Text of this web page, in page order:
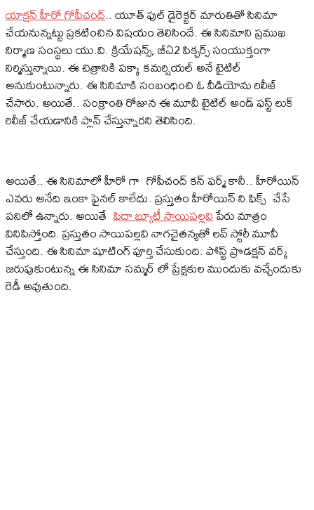
యాక్ష‌న్ హీరో గోపీచంద్.. యూత్ ఫుల్ డైరెక్ట‌ర్ మారుతితో సినిమా
చేయ‌నున్న‌ట్టు ప్ర‌క‌టించిన విష‌యం తెలిసిందే. ఈ సినిమాని ప్ర‌ముఖ
నిర్మాణ సంస్థ‌లు యు.వి. క్రియేష‌న్స్, జీఏ2 పిక్చ‌ర్స్ సంయుక్తంగా
నిర్మిస్తున్నాయి. ఈ చిత్రానికి ప‌క్కా క‌మ‌ర్షియ‌ల్ అనే టైటిల్
అనుకుంటున్నారు. ఈ సినిమాకి సంబంధించి ఓ వీడియోను రిలీజ్
చేసారు. అయితే.. సంక్రాంతి రోజున ఈ మూవీ టైటిల్ అండ్ ఫ‌స్ట్ లుక్
రిలీజ్ చేయ‌డానికి ప్లాన్ చేస్తున్నారని తెలిసింది.
అయితే.. ఈ సినిమాలో హీరో గా గోపీచంద్ క‌న్ ఫ‌ర్మ్ కానీ.. హీరోయిన్
ఎవ‌రు అనేది ఇంకా ఫైన‌ల్ కాలేదు. ప్ర‌స్తుతం హీరోయిన్ ని ఫిక్స్ చేసే
ప‌నిలో ఉన్నారు. అయితే ఫిదా బ్యూటీ సాయిప‌ల్ల‌విపేరు మాత్రం
వినిపిస్తోంది. ప్ర‌స్తుతం సాయిప‌ల్ల‌వి నాగ‌చైత‌న్య‌తో ల‌వ్ స్టోరీ మూవీ
చేస్తుంది. ఈ సినిమా షూటింగ్ పూర్తి చేసుకుంది. పోస్ట్ ప్రొడ‌క్ష‌న్ వ‌ర్క్
జ‌రుపుకుంటున్న ఈ సినిమా స‌మ్మ‌ర్ లో ప్రేక్ష‌కుల ముందుకు వ‌చ్చేందుకు
రెడీ అవుతుంది.